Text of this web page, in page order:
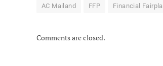
AC Mailand FFP Financial
Comments are closed.